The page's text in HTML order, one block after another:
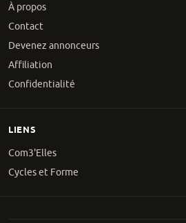
À propos
Contact
Devenez annonceurs
Affiliation
Confidentialité
LIENS
Com3'Elles
Cycles et Forme